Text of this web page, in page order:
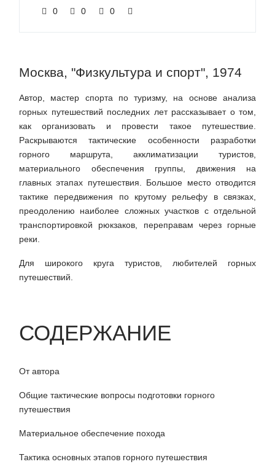
0 0 0
Москва, "Физкультура и спорт", 1974
Автор, мастер спорта по туризму, на основе анализа
горных путешествий последних лет рассказывает о том,
как организовать и провести такое путешествие.
Раскрываются тактические особенности разработки
горного маршрута, акклиматизации туристов,
материального обеспечения группы, движения на
главных этапах путешествия. Большое место отводится
тактике передвижения по крутому рельефу в связках,
преодолению наиболее сложных участков с отдельной
транспортировкой рюкзаков, переправам через горные
реки.
Для широкого круга туристов, любителей горных
путешествий.
СОДЕРЖАНИЕ
От автора
Общие тактические вопросы подготовки горного
путешествия
Материальное обеспечение похода
Тактика основных этапов горного путешествия